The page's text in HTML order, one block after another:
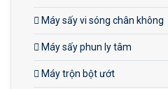
Máy sấy vi sóng chân không
Máy sấy phun ly tâm
Máy trộn bột ướt